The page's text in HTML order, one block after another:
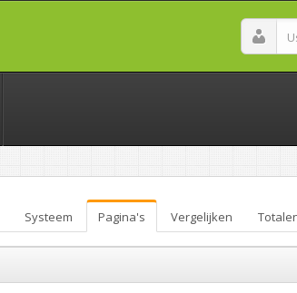
Systeem Pagina's Vergelijken